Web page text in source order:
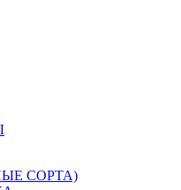
СОРТА)